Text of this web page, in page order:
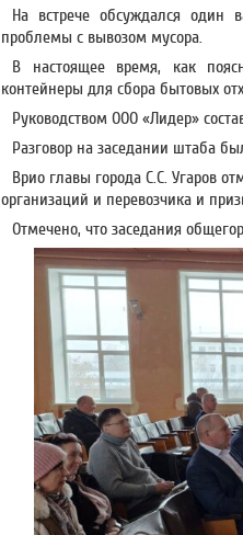
На встрече обсуждался один
проблемы с вывозом мусора.
В настоящее время, как
контейнеры для сбора бытовых
Руководством ООО «Лидер»
Разговор на заседании штаба
Врио главы города С.С. Угаров
организаций и перевозчика и
Отмечено, что заседания